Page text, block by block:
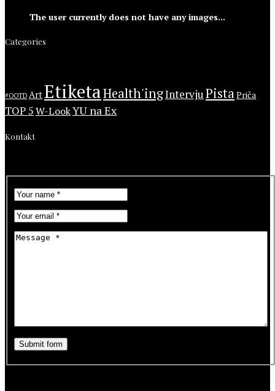
The user currently does not have any images...
Categories
#OOTD ArtEtiketaHealth'ingIntervjuPistaPriča
TOP 5W-LookYU na Ex
Kontakt